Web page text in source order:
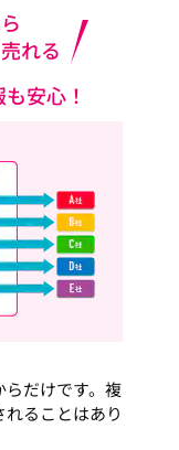
れる
安心！
だけです。複
ることはあり